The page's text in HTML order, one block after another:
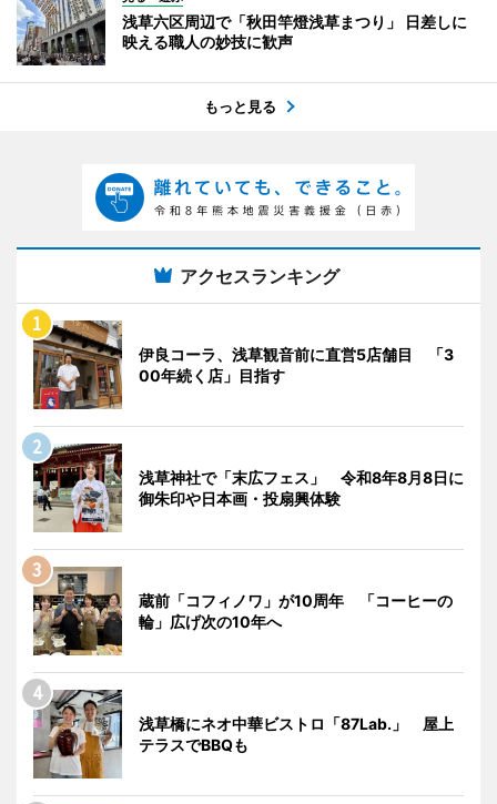
浅草六区周辺で「秋田竿燈浅草まつり」 日差しに
映える職人の妙技に歓声
もっと見る
アクセスランキング
伊良コーラ、浅草観音前に直営5店舗目 「3
00年続く店」目指す
浅草神社で「末広フェス」 令和8年8月8日に
御朱印や日本画・投扇興体験
蔵前「コフィノワ」が10周年 「コーヒーの
輪」広げ次の10年へ
浅草橋にネオ中華ビストロ「87Lab.」 屋上
テラスでBBQも